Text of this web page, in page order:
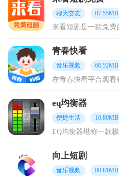
聊天交友 87.55MB
青春快看
音乐视频 66.52MB
eq均衡器
便捷生活 10.80MB
向上短剧
音乐视频 80.81MB